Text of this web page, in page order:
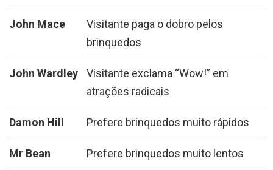
John Mace
Visitante paga o dobro pelos
brinquedos
John Wardley
Visitante exclama “Wow!” em
atrações radicais
Damon Hill Prefere brinquedos muito rápidos
Mr Bean Prefere brinquedos muito lentos